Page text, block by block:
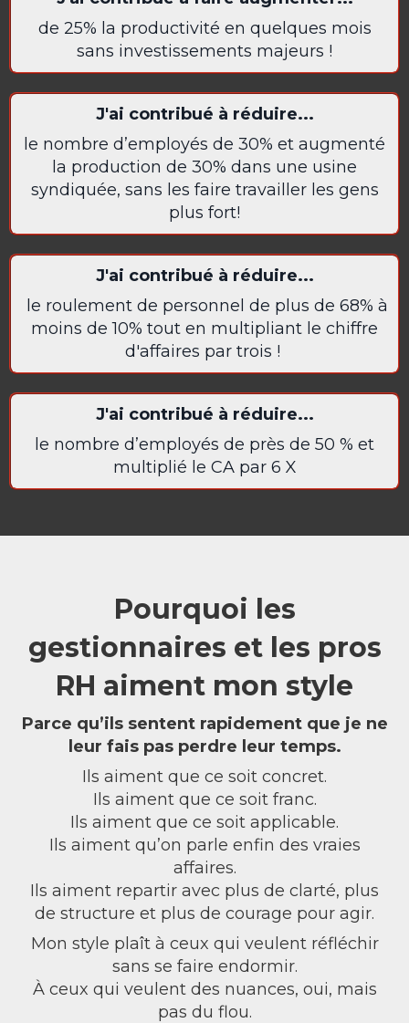
de 25% la productivité en quelques mois
sans investissements majeurs !
J'ai contribué à réduire...
le nombre d’employés de 30% et augmenté
la production de 30% dans une usine
syndiquée, sans les faire travailler les gens
plus fort!
J'ai contribué à réduire...
le roulement de personnel de plus de 68% à
moins de 10% tout en multipliant le chiffre
d'affaires par trois !
J'ai contribué à réduire...
le nombre d’employés de près de 50 % et
multiplié le CA par 6 X
Pourquoi les
gestionnaires et les pros
RH aiment mon style
Parce qu’ils sentent rapidement que je ne
leur fais pas perdre leur temps.
Ils aiment que ce soit concret.
Ils aiment que ce soit franc.
Ils aiment que ce soit applicable.
Ils aiment qu’on parle enfin des vraies
affaires.
Ils aiment repartir avec plus de clarté, plus
de structure et plus de courage pour agir.
Mon style plaît à ceux qui veulent réfléchir
sans se faire endormir.
À ceux qui veulent des nuances, oui, mais
pas du flou.